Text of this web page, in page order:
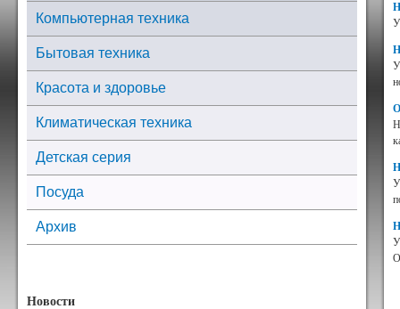
Компьютерная техника
Бытовая техника
Красота и здоровье
Климатическая техника
Детская серия
Посуда
Архив
Новости